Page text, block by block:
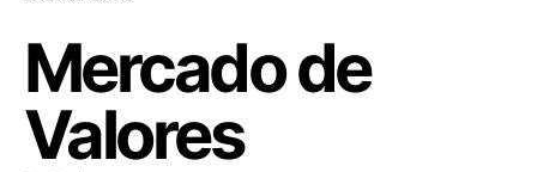
Mercado de
Valores